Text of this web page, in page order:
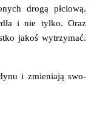
dro­gą płcio­wą.
i nie tyl­ko. Oraz
jakoś wytrzy­mać.
i zmie­nia­ją swo­